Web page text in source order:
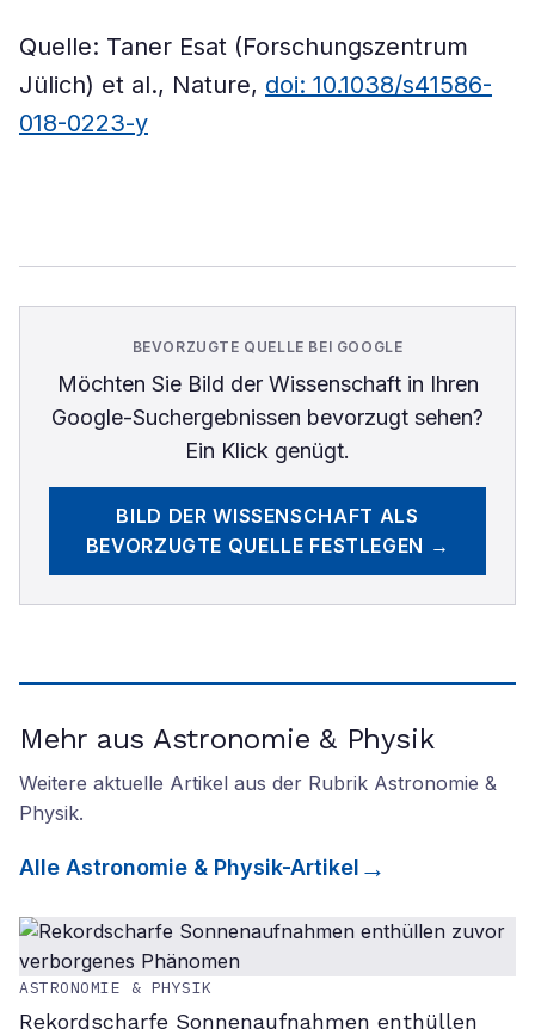
Quelle: Taner Esat (Forschungszentrum
Jülich) et al., Nature, doi: 10.1038/s41586-
018-0223-y
BEVORZUGTE QUELLE BEI GOOGLE
Möchten Sie Bild der Wissenschaftin Ihren
Google-Suchergebnissen bevorzugt sehen?
Ein Klick genügt.
BILD DER WISSENSCHAFT ALS
BEVORZUGTE QUELLE FESTLEGEN →
Mehr aus Astronomie & Physik
Weitere aktuelle Artikel aus der Rubrik Astronomie &
Physik.
Alle Astronomie & Physik-Artikel
ASTRONOMIE & PHYSIK
Rekordscharfe Sonnenaufnahmen enthüllen